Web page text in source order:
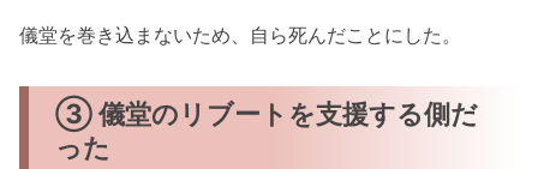
儀堂を巻き込まないため、自ら死んだことにした。
③ 儀堂のリブートを支援する側だ
った